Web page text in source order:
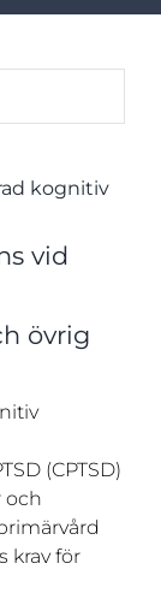
vid
övrig
(CPTSD)
och
krav för